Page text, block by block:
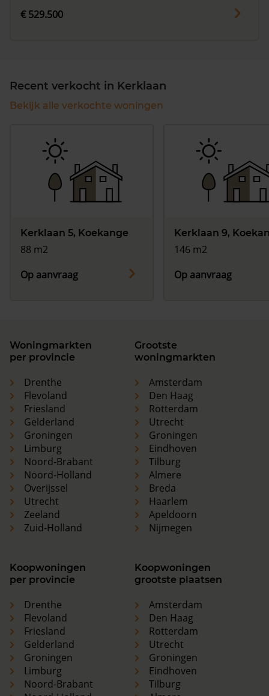
€ 529.500
Recent verkocht in Kerklaan
Bekijk alle verkochte woningen
Kerklaan 5, Koekange
88 m2
Op aanvraag
Kerklaan 9,
146 m2
Op aanvraag
Woningmarkten
per provincie
Drenthe
Flevoland
Friesland
Gelderland
Groningen
Limburg
Noord-Brabant
Noord-Holland
Overijssel
Utrecht
Zeeland
Zuid-Holland
Grootste
woningmarkten
Amsterdam
Den Haag
Rotterdam
Utrecht
Groningen
Eindhoven
Tilburg
Almere
Breda
Haarlem
Apeldoorn
Nijmegen
Koopwoningen
per provincie
Drenthe
Flevoland
Friesland
Gelderland
Groningen
Limburg
Noord-Brabant
Koopwoningen
grootste plaatsen
Amsterdam
Den Haag
Rotterdam
Utrecht
Groningen
Eindhoven
Tilburg